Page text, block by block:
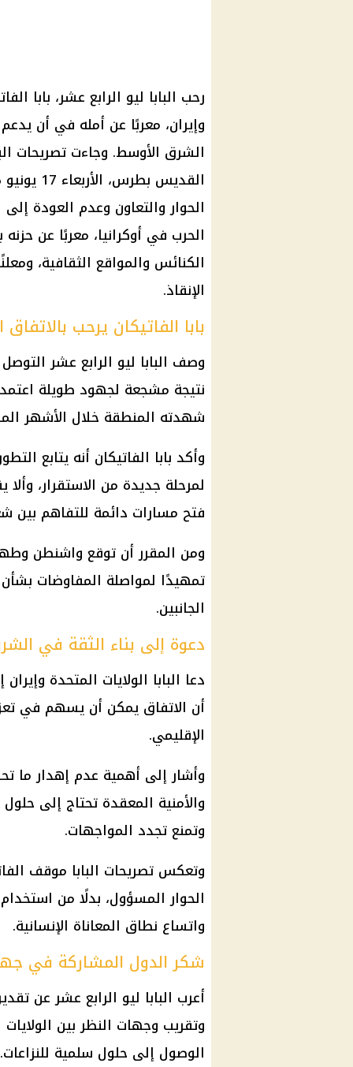
رحب البابا ليو الرابع عشر، بابا
وإيران، معربًا عن أمله في أن
الشرق الأوسط. وجاءت تصريحات
الحوار والتعاون وعدم العودة
الحرب في أوكرانيا، معربًا عن
الكنائس والمواقع الثقافية،
الإنقاذ.
بابا الفاتيكان يرحب
وصف البابا ليو الرابع عشر
نتيجة مشجعة لجهود طويلة
شهدته المنطقة خلال الأشهر
وأكد بابا الفاتيكان أنه يتابع
لمرحلة جديدة من الاستقرار،
فتح مسارات دائمة للتفاهم بين
تمهيدًا لمواصلة المفاوضات
الجانبين.
دعوة إلى بناء الثقة في
دعا البابا الولايات المتحدة
أن الاتفاق يمكن أن يسهم في
الإقليمي.
وأشار إلى أهمية عدم إهدار ما
والأمنية المعقدة تحتاج إلى
وتمنع تجدد المواجهات.
وتعكس تصريحات البابا موقف
الحوار المسؤول، بدلًا من
واتساع نطاق المعاناة الإنسانية.
شكر الدول المشاركة في
أعرب البابا ليو الرابع عشر عن
وتقريب وجهات النظر بين
الوصول إلى حلول سلمية للنزاعات.